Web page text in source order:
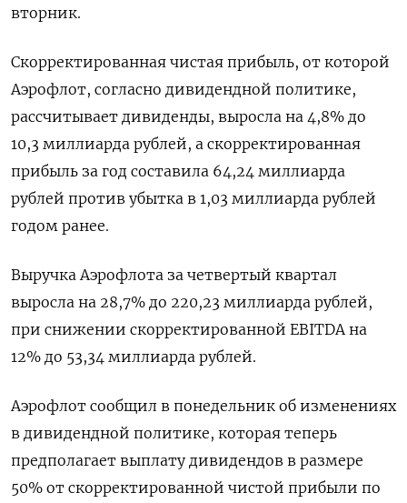
вторник.
Скорректированная чистая прибыль, от которой
Аэрофлот, согласно дивидендной политике,
рассчитывает дивиденды, выросла на 4,8% до
10,3 миллиарда рублей, а скорректированная
прибыль за год составила 64,24 миллиарда
рублей против убытка в 1,03 миллиарда рублей
годом ранее.
Выручка Аэрофлота за четвертый квартал
выросла на 28,7% до 220,23 миллиарда рублей,
при снижении скорректированной EBITDA на
12% до 53,34 миллиарда рублей.
Аэрофлот сообщил в понедельник об изменениях
в дивидендной политике, которая теперь
предполагает выплату дивидендов в размере
50% от скорректированной чистой прибыли по